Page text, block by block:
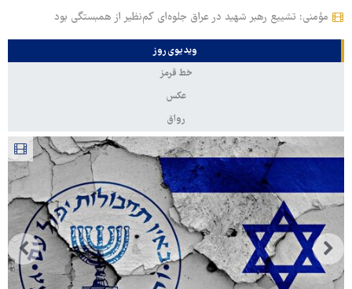
مؤمنی: تشییع رهبر شهید در عراق جلوه‌ای کم‌نظیر از همبستگی بود
ویدیوی روز
خط قرمز
عکس
رواق